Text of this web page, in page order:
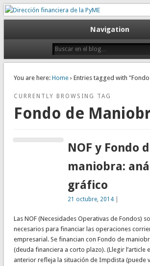
Dirección financiera
Gestión empresarial eficiente. Dirección financiera
Navigation
You are here: Home› Entries tagged with
CURRENTLY BROWSING TAG
Fondo de
NOF y Fondo
maniobra:
gráfico
21 octubre, 2014
Las NOF (Necesidades Operativas de Fondos)
necesarios para financiar las operaciones
empresarial. Se financian con Fondo de
(deuda financiera a corto plazo). (Llegir l’article
anterior refleja la situación de Impdista (puede